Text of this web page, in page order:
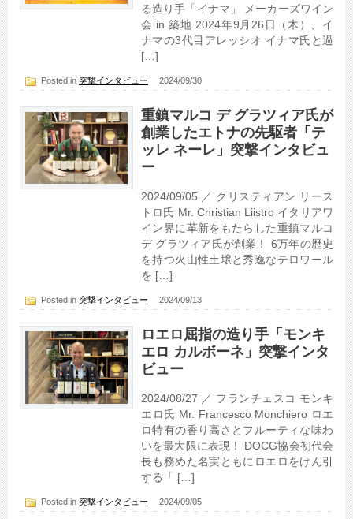
る造り手「イナマ」 メーカーズワイン
会 in 築地 2024年9月26日（木）、イ
ナマの3代目アレッシオ イナマ氏と過
[…]
Posted in 突撃インタビュー 2024/09/30
重鎮マルコ デ グラツィア氏が
創業したエトナの先駆者「テ
ッレ ネーレ」突撃インタビュ
ー
2024/09/05 ／ クリスティアン リース
トロ氏 Mr. Christian Liistro イタリアワ
イン界に革新をもたらした重鎮マルコ
デ グラツィア氏が創業！ 6万年の歴史
を持つ火山性土壌と秀逸なテロワール
を […]
Posted in 突撃インタビュー 2024/09/13
ロエロ屈指の造り手「モンキ
エロ カルボーネ」突撃インタ
ビュー
2024/08/27 ／ フランチェスコ モンキ
エロ氏 Mr. Francesco Monchiero ロエ
ロ特有の香り高さとフルーティな味わ
いを最大限に表現！ DOCG協会初代会
長も務めた名実ともにロエロをけん引
する「 […]
Posted in 突撃インタビュー 2024/09/05